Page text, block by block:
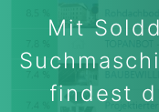
Mit
findest